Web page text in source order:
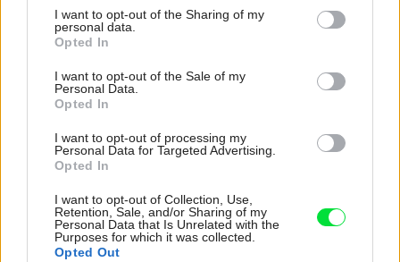
not limited to your visit or usage behaviour. You may click to
grant or deny consent to Google and its third-party tags to
use your data for below specified purposes in below Google
consent section.
I want to opt-out of the Sharing of my
personal data.
Opted In
I want to opt-out of the Sale of my
Personal Data.
Opted In
I want to opt-out of processing my
Personal Data for Targeted Advertising.
Opted In
I want to opt-out of Collection, Use,
Retention, Sale, and/or Sharing of my
Personal Data that Is Unrelated with the
Purposes for which it was collected.
Opted Out
Najnovšie časopisy